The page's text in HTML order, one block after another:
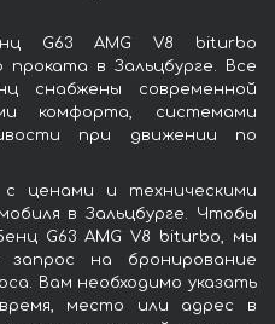
G63 AMG V8 biturbo
проката в Зальцбурге. Все
снабжены современной
комфорта, системами
при движении по
ценами и техническими
в Зальцбурге. Чтобы
G63 AMG V8 biturbo, мы
на бронирование
Вам необходимо указать
место или адрес в